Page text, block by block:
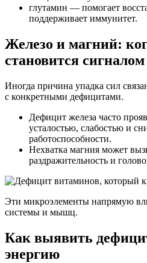
глутамин — помогает
поддерживает иммунитет.
Железо и магний:
становится сигналом
Иногда причина упадка сил
с конкретными дефицитами.
Дефицит железа часто
усталостью, слабостью и
работоспособности.
Нехватка магния может
раздражительность и
Эти микроэлементы напрямую
системы и мышц.
Как выявить
энергию